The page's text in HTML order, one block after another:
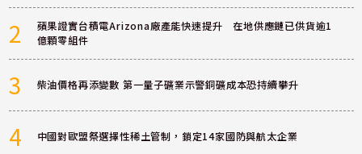
2
蘋果證實台積電Arizona廠產能快速提升 在地供應鏈已供貨逾1
億顆零組件
3 柴油價格再添變數 第一量子礦業示警銅礦成本恐持續攀升
4 中國對歐盟祭選擇性稀土管制，鎖定14家國防與航太企業